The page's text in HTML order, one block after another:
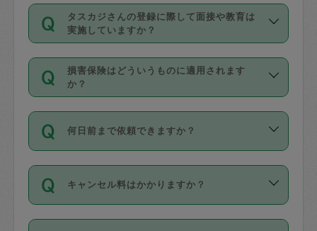
動計算で表示されます。
開始時間を２時間前後変更することが可
能です。依頼送信後、個別にタスカジさ
んにメッセージを送り調整してくださ
い。ただし、２時間を越えての調整はで
時間も被らない場合、損害保険の対象外
する前にタスカジさんのプロフィールで
確認してください。
基本的に、高所での作業や危険作業、屋
外での作業は対象外です。
主婦として長年の家事経験をお持ちの
方、栄養士・調理師といった資格者で保
育園や学校の給食やレストランで料理関
係の専門職に従事されていた方、日本で
すでにハウスキーパーや英語の先生とし
てお仕事をしているフィリピン出身の
社員など様々なバックグラウンドの方が
登録しています。
日本語も話せる方など様々です。
タスカジさんの登録に際して面接や教育は
実施していますか？
応募の際に、各自事務局との面接と説明
を行っています。その後、身分証明書の
写真提出をしていただいています。外国
確認しています。タスカジさんトレーニ
ング動画を使ったセルフトレーニングの
現場トライアルを受け、合格したタスカ
ジさんが活動されています。
損害保険はどういうものに適用されます
か？
依頼者とタスカジさんとの間でタスカジ
を通して成立した作業時間内での作業に
適用されます。作業範囲は、掃除、洗
です。作業中に物を壊したり、人にけが
をさせたりした場合が対象で、補償金額
何日前まで依頼できますか？
ご依頼は、現在を起点に3日後（72時間
以降）の日時から受付可能となっていま
す。
キャンセル料はかかりますか？
キャンセル料には、以下の2種類がありま